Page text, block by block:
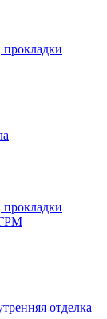
прокладки
прокладки
отделка